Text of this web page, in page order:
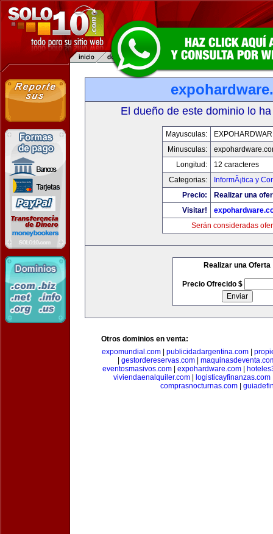
El dueño de este dominio lo
Mayusculas:
Minusculas:
Longitud:
12 caracteres
Categorias:
InformÃ¡tica y
Precio:
Realizar una
Visitar!
Serán consideradas
Realizar una Oferta
Precio Ofrecido $
Otros dominios en venta:
expomundial.com| publicidadargentina.com|
gestordereservas.com|
eventosmasivos.com
expohardware.com
viviendaenalquiler.com
logisticayfinanzas.com
comprasnocturnas.com